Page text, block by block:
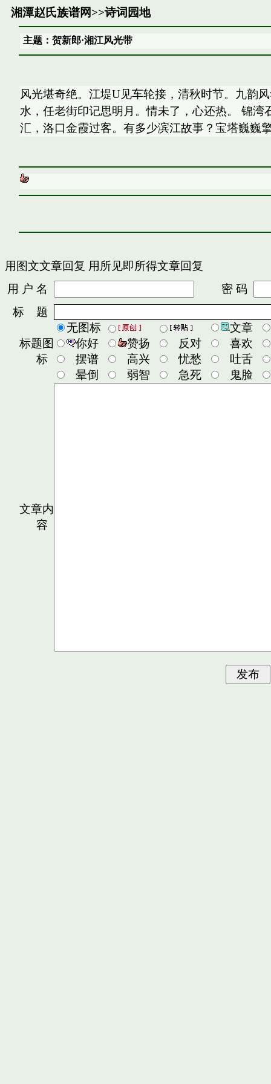
湘潭赵氏族谱网>>诗词园地
主题：贺新郎·湘江风光带
风光堪奇绝。江堤U见车轮接，清秋时节。九韵
水，任老街印记思明月。情未了，心还热。 锦
汇，洛口金霞过客。有多少滨江故事？宝塔巍巍
用图文文章回复 用所见即所得文章回复
用 户 名
密 码
标 题
标题图
标
无图标
文章
你好
赞扬 反对
喜欢
摆谱
高兴 忧愁
吐舌
晕倒
弱智 急死 鬼脸
文章内
容